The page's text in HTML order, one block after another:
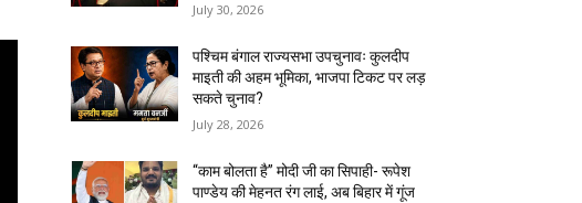
July 30, 2026
पश्चिम बंगाल राज्यसभा उपचुनावः कुलदीप
माइती की अहम भूमिका, भाजपा टिकट पर लड़
सकते चुनाव?
July 28, 2026
“काम बोलता है” मोदी जी का सिपाही- रूपेश
पाण्डेय की मेहनत रंग लाई, अब बिहार में गूंज